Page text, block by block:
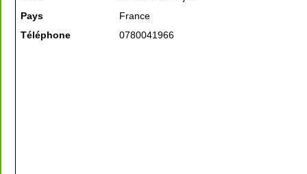
Pays
France
Téléphone
0780041966